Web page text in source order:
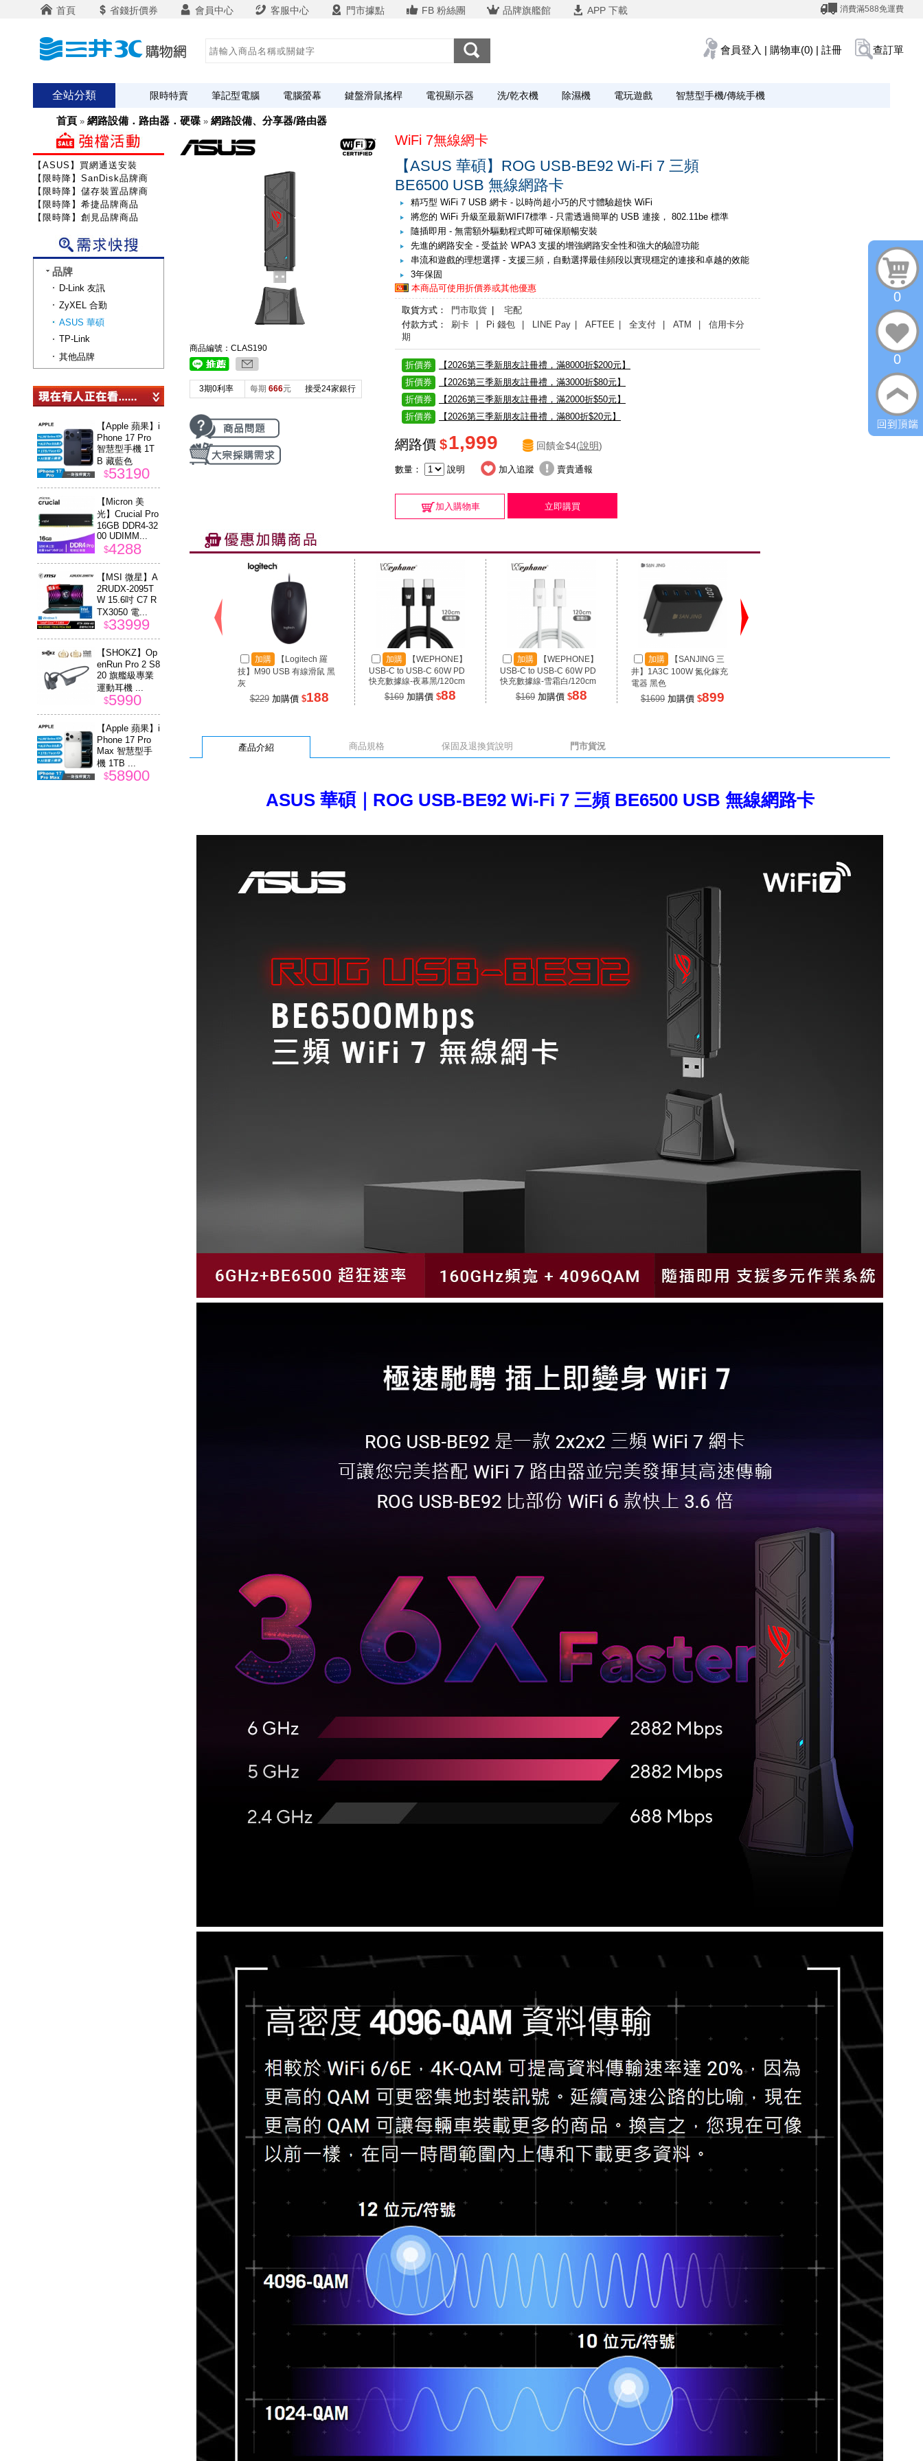
首頁 省錢折價券 會員中心 客服中心 門市據點 FB 粉絲團 品牌旗艦館 APP 下載 消費滿588免運費
會員登入 | 購物車(0) | 註冊 查訂單
全站分類 限時特賣 筆記型電腦 電腦螢幕 鍵盤滑鼠搖桿 電視顯示器 洗/乾衣機 除濕機 電玩遊戲 智慧型手機/傳統手機
首頁 » 網路設備．路由器．硬碟 » 網路設備、分享器/路由器
商品編號：CLAS190
3期0利率 每期 666元 接受24家銀行
WiFi 7無線網卡
【ASUS 華碩】ROG USB-BE92 Wi-Fi 7 三頻
BE6500 USB 無線網路卡
精巧型 WiFi 7 USB 網卡 - 以時尚超小巧的尺寸體驗超快 WiFi
將您的 WiFi 升級至最新WIFI7標準 - 只需透過簡單的 USB 連接， 802.11be 標準
隨插即用 - 無需額外驅動程式即可確保順暢安裝
先進的網路安全 - 受益於 WPA3 支援的增強網路安全性和強大的驗證功能
串流和遊戲的理想選擇 - 支援三頻，自動選擇最佳頻段以實現穩定的連接和卓越的效能
3年保固
本商品可使用折價券或其他優惠
取貨方式： 門市取貨
宅配
付款方式：
刷卡 | Pi 錢包 | LINE Pay | AFTEE | 全支付 | ATM
| 信用卡分
期
折價券
【2026第三季新朋友註冊禮，滿8000折$200元】
折價券
【2026第三季新朋友註冊禮，滿3000折$80元】
折價券
【2026第三季新朋友註冊禮，滿2000折$50元】
折價券
【2026第三季新朋友註冊禮，滿800折$20元】
網路價 $1,999 回饋金$4(說明)
數量： 說明 加入追蹤 賣貴通報
加入購物車 立即購買
加購
【Logitech 羅
技】M90 USB 有線滑鼠 黑
灰
$229加購價 $188
加購
【WEPHONE】
USB-C to USB-C 60W PD
快充數據線-夜幕黑/120cm
$169 加購價 $88
加購
【WEPHONE】
USB-C to USB-C 60W PD
快充數據線-雪霜白/120cm
$169 加購價 $88
加購
【SANJING 三
井】1A3C 100W 氮化鎵充
電器 黑色
$1699 加購價 $899
產品介紹 商品規格 保固及退換貨說明 門市貨況
ASUS 華碩｜ROG USB-BE92 Wi-Fi 7 三頻 BE6500 USB 無線網路卡
【ASUS】買網通送安裝
【限時降】SanDisk品牌商品
【限時降】儲存裝置品牌商品
【限時降】希捷品牌商品
【限時降】創見品牌商品
品牌
D-Link 友訊
ZyXEL 合勤
ASUS 華碩
TP-Link
其他品牌
【Apple 蘋果】i
Phone 17 Pro
智慧型手機 1T
B 藏藍色
$53190
【Micron 美
光】Crucial Pro
16GB DDR4-32
00 UDIMM...
$4288
【MSI 微星】A
2RUDX-2095T
W 15.6吋 C7 R
TX3050 電...
$33999
【SHOKZ】Op
enRun Pro 2 S8
20 旗艦級專業
運動耳機 ...
$5990
【Apple 蘋果】i
Phone 17 Pro
Max 智慧型手
機 1TB ...
$58900
0
0